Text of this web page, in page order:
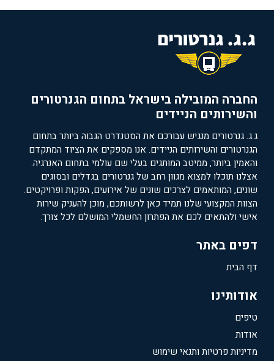
החברה המובילה בישראל בתחום הגנרטורים
והשירותים הניידים
ג.ג. גנרטורים מנגיש עבורכם את הסטנדרט הגבוה ביותר בתחום
הגנרטורים והשירותים הניידים. אנו מספקים את הציוד המתקדם
והאמין ביותר, ממיטב המותגים בעלי שם עולמי בתחום האנרגיה.
אצלנו תוכלו למצוא מגוון רחב של גנרטורים בגדלים ובסוגים
שונים, המותאמים לצרכים שונים של אירועים, הפקות ופרויקטים.
הצוות המקצועי שלנו תמיד כאן לרשותכם, מוכן להעניק שירות
אישי ולהתאים לכם את הפתרון החשמלי המושלם לכל צורך.
דפים באתר
דף הבית
אודותינו
טיפים
אודות
מדיניות פרטיות ותנאי שימוש